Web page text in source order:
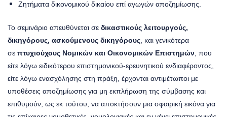
Ζητήματα δικονομικού δικαίου επί αγωγών αποζημίωσης.
Το σεμινάριο απευθύνεται σε δικαστικούς λειτουργούς,
δικηγόρους, ασκούμενους δικηγόρους , και γενικότερα
σε πτυχιούχους Νομικών και Οικονομικών Επιστημών , που
είτε λόγω ειδικότερου επιστημονικού-ερευνητικού ενδιαφέροντος,
είτε λόγω ενασχόλησης στη πράξη, έρχονται αντιμέτωποι με
υποθέσεις αποζημίωσης για μη εκπλήρωση της σύμβασης και
επιθυμούν, ως εκ τούτου, να αποκτήσουν μια σφαιρική εικόνα για